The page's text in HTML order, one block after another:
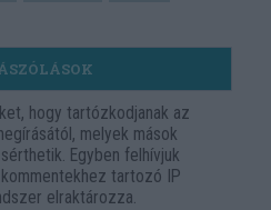
hogy tartózkodjanak az
melyek mások
Egyben felhívjuk
tartozó IP
elraktározza.